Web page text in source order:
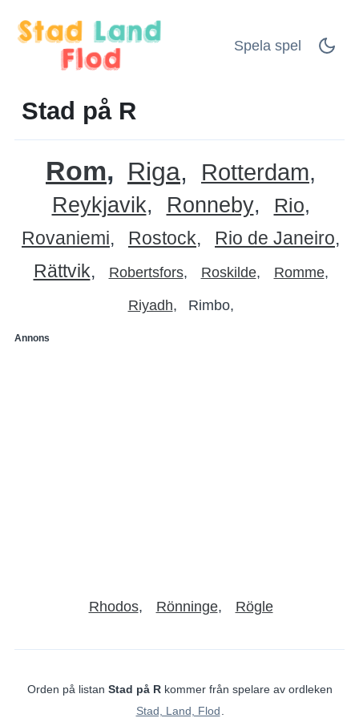
Spela spel
Stad på R
Rom Riga Rotterdam
Reykjavik Ronneby Rio
Rovaniemi Rostock
Rio de Janeiro
Rättvik
Robertsfors Roskilde Romme
Riyadh Rimbo
Annons
Rhodos Rönninge Rögle
Orden på listan Stad på Rkommer från spelare av ordleken
Stad, Land, Flod